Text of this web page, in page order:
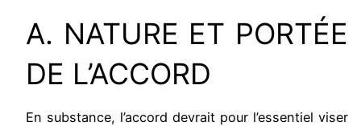
A. NATURE ET PORTÉE
DE L’ACCORD
En substance, l’accord devrait pour l’essentiel viser